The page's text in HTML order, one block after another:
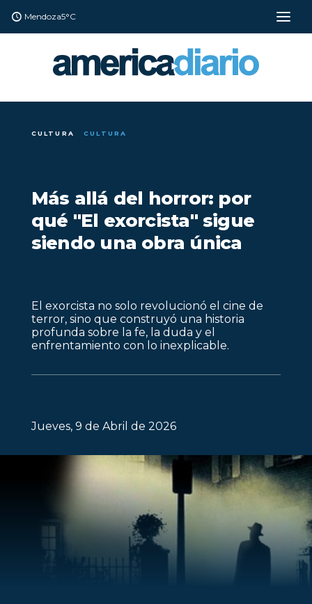
Mendoza5°C
CULTURA CULTURA
Más allá del horror: por
qué "El exorcista" sigue
siendo una obra única
El exorcista no solo revolucionó el cine de
terror, sino que construyó una historia
profunda sobre la fe, la duda y el
enfrentamiento con lo inexplicable.
Jueves, 9 de Abril de 2026